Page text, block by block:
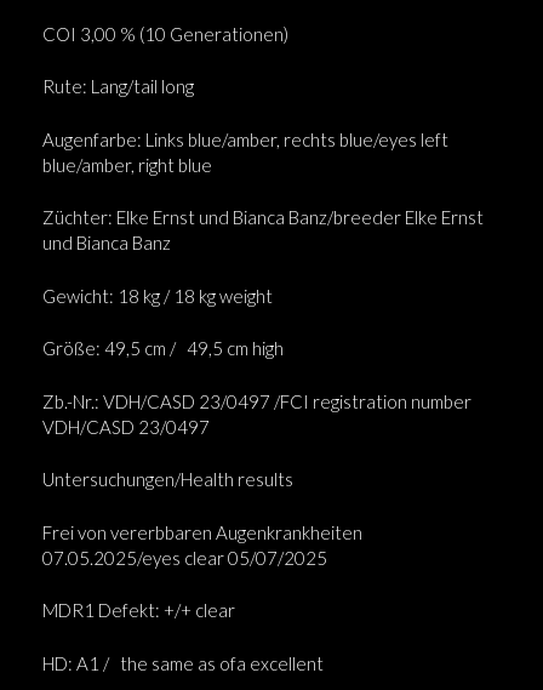
COI 3,00 % (10 Generationen)
Rute: Lang/tail long
Augenfarbe: Links blue/amber, rechts blue/eyes left
blue/amber, right blue
Züchter: Elke Ernst und Bianca Banz/breeder Elke Ernst
und Bianca Banz
Gewicht: 18 kg / 18 kg weight
Größe: 49,5 cm / 49,5 cm high
Zb.-Nr.: VDH/CASD 23/0497 /FCI registration number
VDH/CASD 23/0497
Untersuchungen/Health results
Frei von vererbbaren Augenkrankheiten
07.05.2025/eyes clear 05/07/2025
MDR1 Defekt: +/+ clear
HD: A1 / the same as ofa excellent